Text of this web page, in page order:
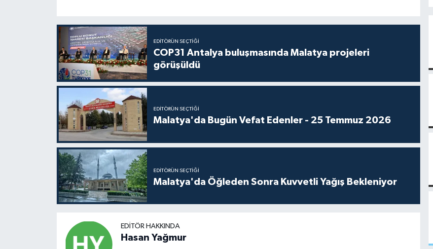
EDITÖRÜN SEÇTIĞI
COP31 Antalya buluşmasında Malatya projeleri
görüşüldü
EDITÖRÜN SEÇTIĞI
Malatya'da Bugün Vefat Edenler - 25 Temmuz 2026
EDITÖRÜN SEÇTIĞI
Malatya'da Öğleden Sonra Kuvvetli Yağış Bekleniyor
EDITÖR HAKKINDA
Hasan Yağmur